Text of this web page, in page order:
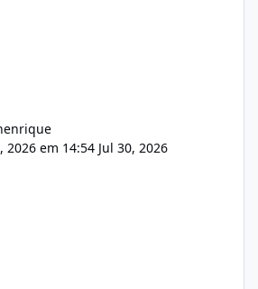
2026 em 14:54 Jul 30, 2026